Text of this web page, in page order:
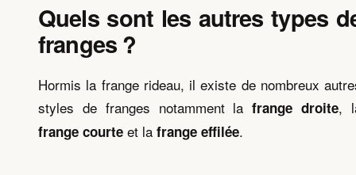
Quels sont les autres types
franges ?
Hormis la frange rideau, il existe de nombreux
styles de franges notamment la frange droite,
frange courte et la frange effilée.